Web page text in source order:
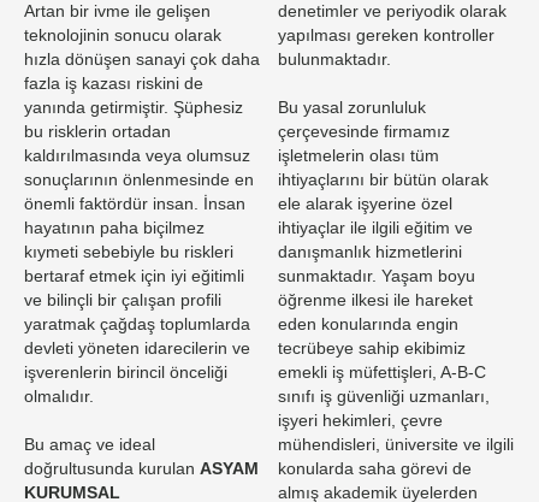
Artan bir ivme ile gelişen
teknolojinin sonucu olarak
hızla dönüşen sanayi çok daha
fazla iş kazası riskini de
yanında getirmiştir. Şüphesiz
bu risklerin ortadan
kaldırılmasında veya olumsuz
sonuçlarının önlenmesinde en
önemli faktördür insan. İnsan
hayatının paha biçilmez
kıymeti sebebiyle bu riskleri
bertaraf etmek için iyi eğitimli
ve bilinçli bir çalışan profili
yaratmak çağdaş toplumlarda
devleti yöneten idarecilerin ve
işverenlerin birincil önceliği
olmalıdır.
Bu amaç ve ideal
doğrultusunda kurulan ASYAM
KURUMSAL
denetimler ve periyodik olarak
yapılması gereken kontroller
bulunmaktadır.
Bu yasal zorunluluk
çerçevesinde firmamız
işletmelerin olası tüm
ihtiyaçlarını bir bütün olarak
ele alarak işyerine özel
ihtiyaçlar ile ilgili eğitim ve
danışmanlık hizmetlerini
sunmaktadır. Yaşam boyu
öğrenme ilkesi ile hareket
eden konularında engin
tecrübeye sahip ekibimiz
emekli iş müfettişleri, A-B-C
sınıfı iş güvenliği uzmanları,
işyeri hekimleri, çevre
mühendisleri, üniversite ve ilgili
konularda saha görevi de
almış akademik üyelerden